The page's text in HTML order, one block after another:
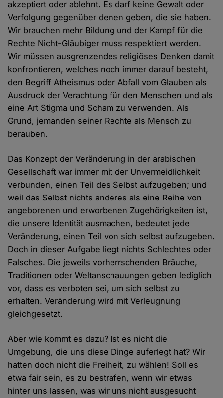
akzeptiert oder ablehnt. Es darf keine Gewalt oder
Verfolgung gegenüber denen geben, die sie haben.
Wir brauchen mehr Bildung und der Kampf für die
Rechte Nicht-Gläubiger muss respektiert werden.
Wir müssen ausgrenzendes religiöses Denken damit
konfrontieren, welches noch immer darauf besteht,
den Begriff Atheismus oder Abfall vom Glauben als
Ausdruck der Verachtung für den Menschen und als
eine Art Stigma und Scham zu verwenden. Als
Grund, jemanden seiner Rechte als Mensch zu
berauben.
Das Konzept der Veränderung in der arabischen
Gesellschaft war immer mit der Unvermeidlichkeit
verbunden, einen Teil des Selbst aufzugeben; und
weil das Selbst nichts anderes als eine Reihe von
angeborenen und erworbenen Zugehörigkeiten ist,
die unsere Identität ausmachen, bedeutet jede
Veränderung, einen Teil von sich selbst aufzugeben.
Doch in dieser Aufgabe liegt nichts Schlechtes oder
Falsches. Die jeweils vorherrschenden Bräuche,
Traditionen oder Weltanschauungen geben lediglich
vor, dass es verboten sei, um sich selbst zu
erhalten. Veränderung wird mit Verleugnung
gleichgesetzt.
Aber wie kommt es dazu? Ist es nicht die
Umgebung, die uns diese Dinge auferlegt hat? Wir
hatten doch nicht die Freiheit, zu wählen! Soll es
etwa fair sein, es zu bestrafen, wenn wir etwas
hinter uns lassen, was wir uns nicht ausgesucht